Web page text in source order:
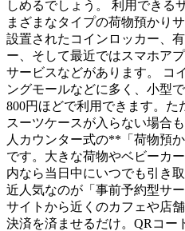
しめるでしょう。 利用できる
まざまなタイプの荷物預かり
設置されたコインロッカー、
ー、そして最近ではスマホア
サービスなどがあります。 コ
ングモールなどに多く、小型
800円ほどで利用できます。
スーツケースが入らない場合
人カウンター式の**「荷物預
です。大きな荷物やベビーカ
内なら当日中にいつでも引き
近人気なのが「事前予約型サ
サイトから近くのカフェや店
決済を済ませるだけ。QRコー